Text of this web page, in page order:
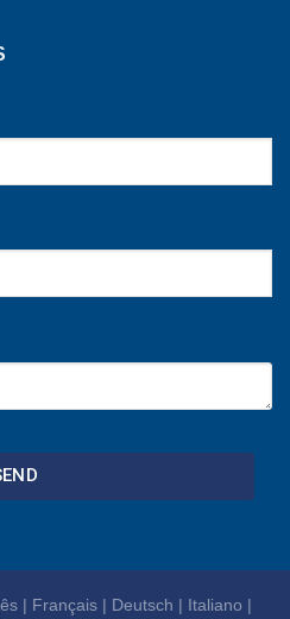
| Français| Deutsch | Italiano |